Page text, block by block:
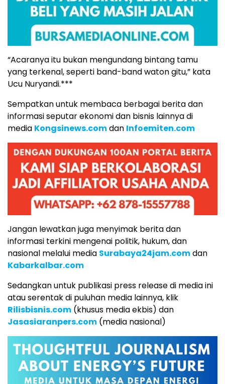
“Acaranya itu bukan mengundang bintang tamu
yang terkenal, seperti band-band waton gitu,” kata
Ucu Nuryandi.***
Sempatkan untuk membaca berbagai berita dan
informasi seputar ekonomi dan bisnis lainnya di
media Kongsinews.comdan Infoemiten.com
Jangan lewatkan juga menyimak berita dan
informasi terkini mengenai politik, hukum, dan
nasional melalui media Surabaya24jam.comdan
Kabarkalbar.com
Sedangkan untuk publikasi press release di media ini
atau serentak di puluhan media lainnya, klik
Rilisbisnis.com (khusus media ekbis) dan
Jasasiaranpers.com (media nasional)